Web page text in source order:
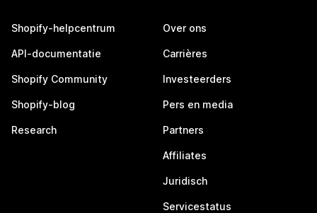
Shopify-helpcentrum
API-documentatie
Shopify Community
Shopify-blog
Research
Over ons
Carrières
Investeerders
Pers en media
Partners
Affiliates
Juridisch
Servicestatus